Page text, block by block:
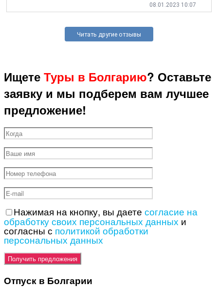
08.01.2023 10:07
Читать другие отзывы
Ищете Туры в Болгарию? Оставьте
заявку и мы подберем вам лучшее
предложение!
Нажимая на кнопку, вы даете согласие на
обработку своих персональных данных и
согласны с политикой обработки
персональных данных
Отпуск в Болгарии